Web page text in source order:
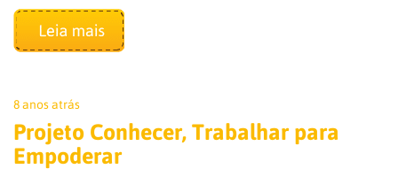
8 anos atrás
Projeto Conhecer, Trabalhar para
Empoderar